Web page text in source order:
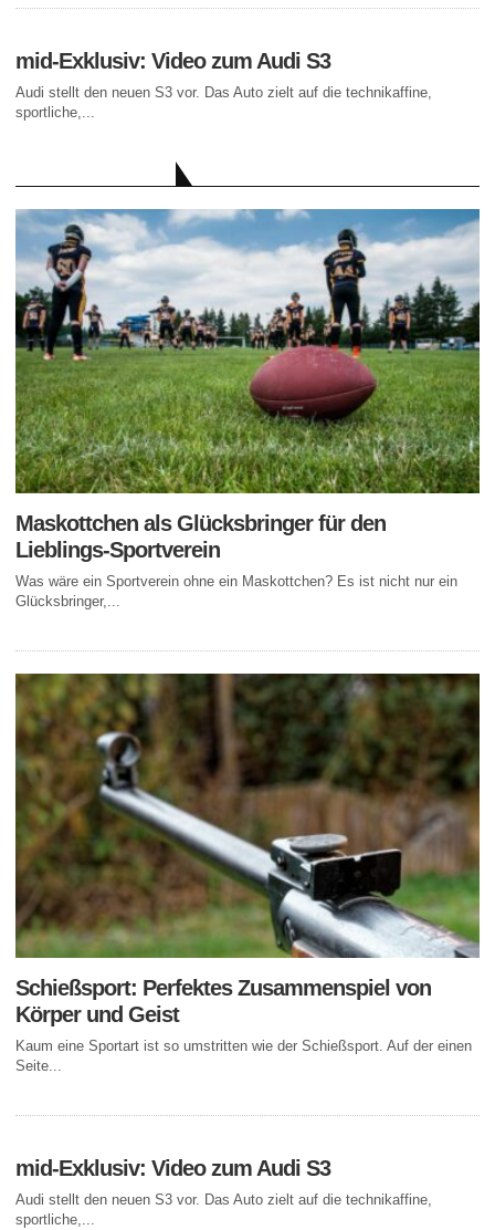
mid-Exklusiv: Video zum Audi S3
Audi stellt den neuen S3 vor. Das Auto zielt auf die technikaffine,
sportliche,...
Maskottchen als Glücksbringer für den
Lieblings-Sportverein
Was wäre ein Sportverein ohne ein Maskottchen? Es ist nicht nur ein
Glücksbringer,...
Schießsport: Perfektes Zusammenspiel von
Körper und Geist
Kaum eine Sportart ist so umstritten wie der Schießsport. Auf der einen
Seite...
mid-Exklusiv: Video zum Audi S3
Audi stellt den neuen S3 vor. Das Auto zielt auf die technikaffine,
sportliche,...